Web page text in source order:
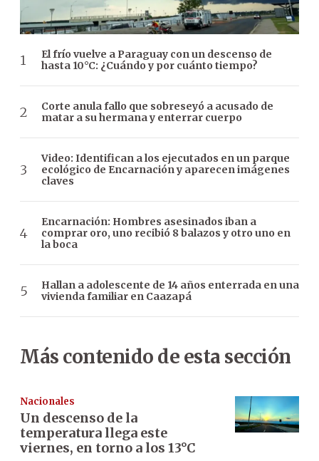
El frío vuelve a Paraguay con un descenso de
hasta 10°C: ¿Cuándo y por cuánto tiempo?
Corte anula fallo que sobreseyó a acusado de
matar a su hermana y enterrar cuerpo
Video: Identifican a los ejecutados en un parque
ecológico de Encarnación y aparecen imágenes
claves
Encarnación: Hombres asesinados iban a
comprar oro, uno recibió 8 balazos y otro uno en
la boca
Hallan a adolescente de 14 años enterrada en una
vivienda familiar en Caazapá
Más contenido de esta sección
Nacionales
Un descenso de la
temperatura llega este
viernes, en torno a los 13°C